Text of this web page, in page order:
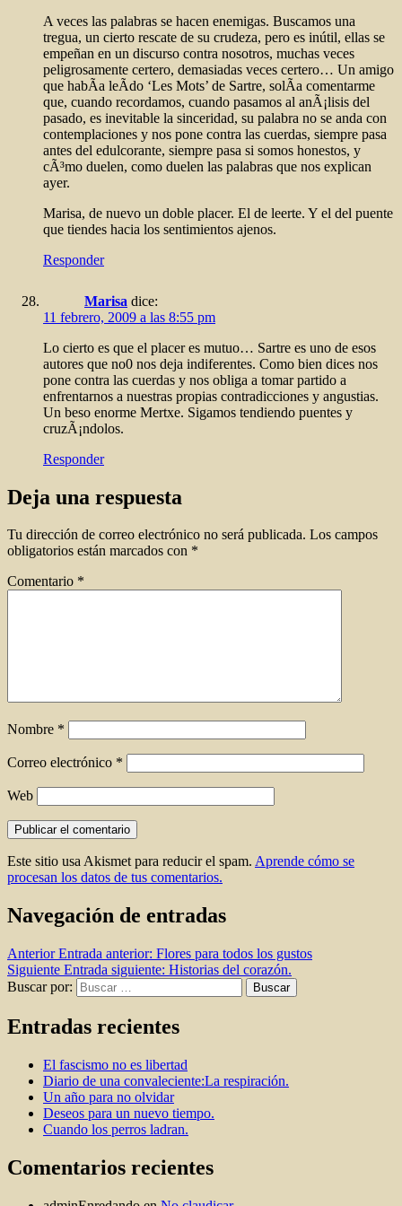
A veces las palabras se hacen enemigas. Buscamos una
tregua, un cierto rescate de su crudeza, pero es inútil, ellas se
empeñan en un discurso contra nosotros, muchas veces
peligrosamente certero, demasiadas veces certero… Un amigo
que habÃ­a leÃ­do ‘Les Mots’ de Sartre, solÃ­a comentarme
que, cuando recordamos, cuando pasamos al anÃ¡lisis del
pasado, es inevitable la sinceridad, su palabra no se anda con
contemplaciones y nos pone contra las cuerdas, siempre pasa
antes del edulcorante, siempre pasa si somos honestos, y
cÃ³mo duelen, como duelen las palabras que nos explican
ayer.
Marisa, de nuevo un doble placer. El de leerte. Y el del puente
que tiendes hacia los sentimientos ajenos.
Responder
Marisa dice:
11 febrero, 2009 a las 8:55 pm
Lo cierto es que el placer es mutuo… Sartre es uno de esos
autores que no0 nos deja indiferentes. Como bien dices nos
pone contra las cuerdas y nos obliga a tomar partido a
enfrentarnos a nuestras propias contradicciones y angustias.
Un beso enorme Mertxe. Sigamos tendiendo puentes y
cruzÃ¡ndolos.
Responder
Deja una respuesta
Tu dirección de correo electrónico no será publicada. Los campos
obligatorios están marcados con *
Comentario *
Nombre *
Correo electrónico *
Web
Este sitio usa Akismet para reducir el spam. Aprende cómo se
procesan los datos de tus comentarios.
Navegación de entradas
Anterior Entrada anterior: Flores para todos los gustos
Siguiente Entrada siguiente: Historias del corazón.
Buscar por:
Buscar
Entradas recientes
El fascismo no es libertad
Diario de una convaleciente:La respiración.
Un año para no olvidar
Deseos para un nuevo tiempo.
Cuando los perros ladran.
Comentarios recientes